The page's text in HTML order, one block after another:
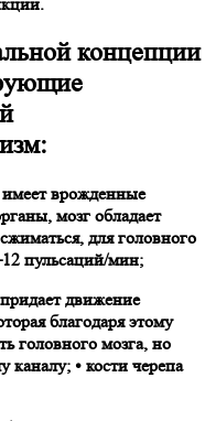
концепции
имеет врожденные
мозг обладает
для головного
пульсаций/мин;
движение
благодаря этому
головного мозга, но
каналу; • кости черепа